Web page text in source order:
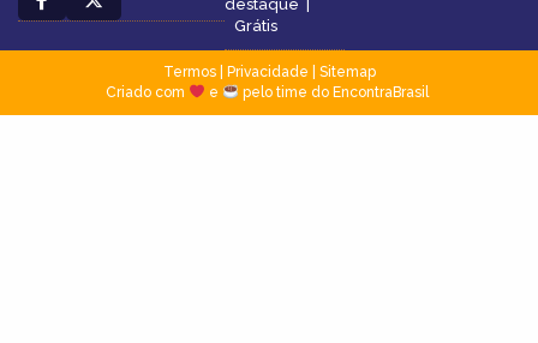
destaque |
Grátis
Termos| Privacidade
Sitemap
Criado com
e pelo time do EncontraBrasil